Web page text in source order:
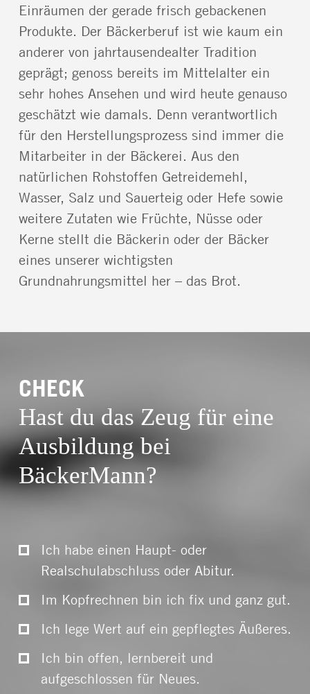
Einräumen der gerade frisch gebackenen
Produkte. Der Bäckerberuf ist wie kaum ein
anderer von jahrtausendealter Tradition
geprägt; genoss bereits im Mittelalter ein
sehr hohes Ansehen und wird heute genauso
geschätzt wie damals. Denn verantwortlich
für den Herstellungsprozess sind immer die
Mitarbeiter in der Bäckerei. Aus den
natürlichen Rohstoffen Getreidemehl,
Wasser, Salz und Sauerteig oder Hefe sowie
weitere Zutaten wie Früchte, Nüsse oder
Kerne stellt die Bäckerin oder der Bäcker
eines unserer wichtigsten
Grundnahrungsmittel her – das Brot.
CHECK
Hast du das Zeug für eine
Ausbildung bei
BäckerMann?
Ich habe einen Haupt- oder
Realschulabschluss oder Abitur.
Im Kopfrechnen bin ich fix und ganz gut.
Ich lege Wert auf ein gepflegtes Äußeres.
Ich bin offen, lernbereit und
aufgeschlossen für Neues.